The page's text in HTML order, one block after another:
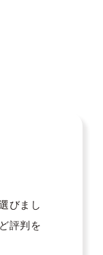
びまし
評判を